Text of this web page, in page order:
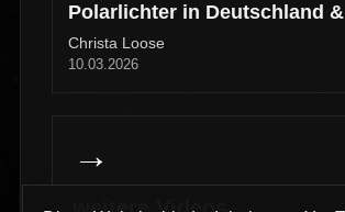
Polarlichter in Deutschland &
Norwegen
Christa Loose
10.03.2026
→